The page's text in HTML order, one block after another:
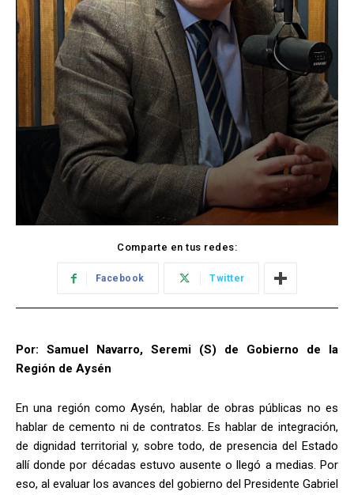
Comparte en tus redes:
Facebook Twitter
Por: Samuel Navarro, Seremi (S) de Gobierno de la
Región de Aysén
En una región como Aysén, hablar de obras públicas no es
hablar de cemento ni de contratos. Es hablar de integración,
de dignidad territorial y, sobre todo, de presencia del Estado
allí donde por décadas estuvo ausente o llegó a medias. Por
eso, al evaluar los avances del gobierno del Presidente Gabriel